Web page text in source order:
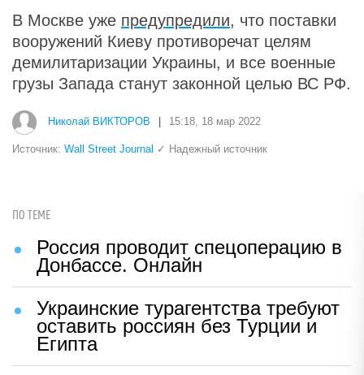
В Москве уже предупредили, что поставки
вооружений Киеву противоречат целям
демилитаризации Украины, и все военные
грузы Запада станут законной целью ВС РФ.
Николай ВИКТОРОВ 15:18, 18 мар 2022
Источник: Wall Street Journal ✓ Надежный источник
ПО ТЕМЕ
Россия проводит спецоперацию в
Донбассе. Онлайн
Украинские турагентства требуют
оставить россиян без Турции и
Египта